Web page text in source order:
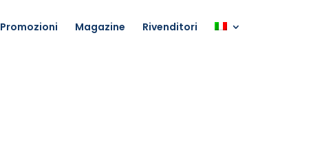
Promozioni Magazine Rivenditori